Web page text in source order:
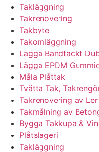
Takläggning
Takrenovering
Takbyte
Takomläggning
Lägga Bandtäckt
Lägga EPDM
Måla Plåttak
Tvätta Tak,
Takrenovering av
Takmålning av
Bygga Takkupa &
Plåtslageri
Takläggning